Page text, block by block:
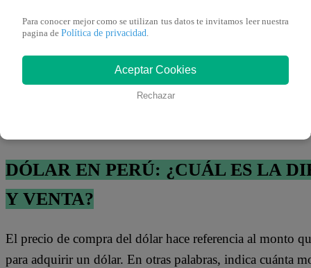
También te puede interesar
¿CUÁL ES EL PRECIO DEL
DÓLAR EN PERÚ: ¿CUÁL ES LA
Y VENTA?
El precio de compra del dólar hace referencia al monto
para adquirir un dólar. En otras palabras, indica cuánta
Para conocer mejor como se utilizan tus datos te invitamos leer nuestra
pagina de Política de privacidad
Aceptar Cookies
Rechazar